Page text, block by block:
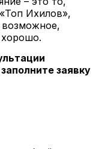
Ихилов»,
возможное,
хорошо.
заявку